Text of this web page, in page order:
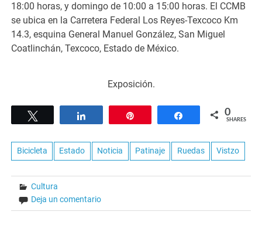
18:00 horas, y domingo de 10:00 a 15:00 horas. El CCMB
se ubica en la Carretera Federal Los Reyes-Texcoco Km
14.3, esquina General Manuel González, San Miguel
Coatlinchán, Texcoco, Estado de México.
Exposición.
Share 0
SHARES
Bicicleta Estado Noticia Patinaje Ruedas Vistzo
Cultura
Deja un comentario